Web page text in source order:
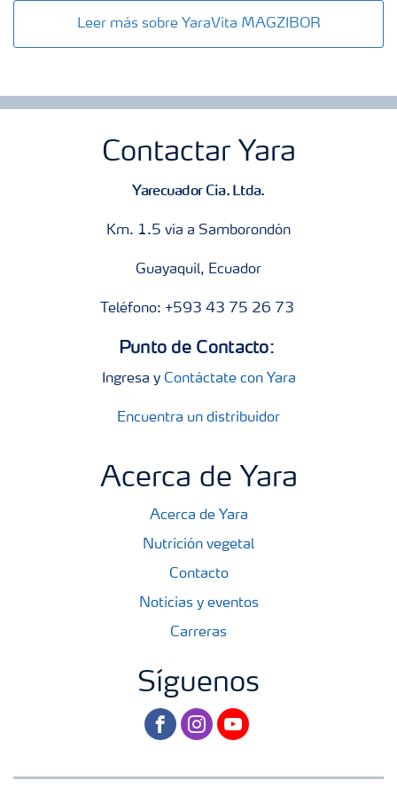
Leer más sobre YaraVita MAGZIBOR
Contactar Yara
Yarecuador Cia. Ltda.
Km. 1.5 vía a Samborondón
Guayaquil, Ecuador
Teléfono: +593 43 75 26 73
Punto de Contacto:
Ingresa y Contáctate con Yara
Encuentra un distribuidor
Acerca de Yara
Acerca de Yara
Nutrición vegetal
Contacto
Noticias y eventos
Carreras
Síguenos
facebookinstagram
youtube